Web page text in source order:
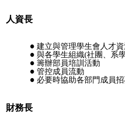
人資長
建立與管理學生會人才
與各學生組織(社團、系
籌辦部員培訓活動
管控成員流動
必要時協助各部門成員
財務長